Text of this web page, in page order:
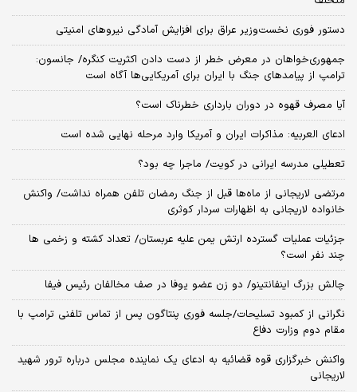
دستور فوری نخست‌وزیر عراق برای افزایش آمادگی نیروهای امنیتی
جمهوری‌خواهان در معرض خطر از دست دادن اکثریت کنگره/ جانسون:
ترامپ از پیامدهای جنگ با ایران برای آمریکایی‌ها آگاه است
آیا مصرف قهوه در دوران بارداری خطرناک است؟
ادعای العربیه: مذاکرات ایران و آمریکا وارد مرحله نهایی شده است
تعطیلی مدرسه ایرانی در کویت/ ماجرا چه بود؟
مرتضی لاریجانی از ماه‌ها قبل از جنگ رمضان تلفن همراه نداشت/ واکنش
خانواده لاریجانی به اظهارات سردار کوثری
جزئیات عملیات گسترده ارتش یمن علیه عربستان/ تعداد کشته و زخمی ها
چند نفر است؟
چالش بزرگ اینفانتینو/ دو زن عضو یوفا در صف مخالفان رئیس فیفا
نگرانی از کمبود تسلیحات/جلسه فوری پنتاگون پس از تماس تلفنی ترامپ با
مقام دوم وزارت دفاع
واکنش خبرگزاری قوه قضائیه به ادعای یک نماینده مجلس درباره ترور شهید
لاریجانی